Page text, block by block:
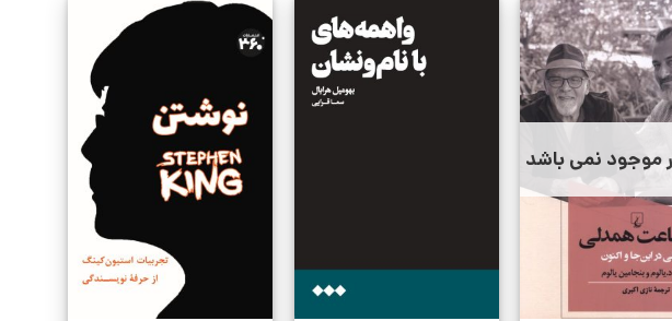
موجود نمی باشد